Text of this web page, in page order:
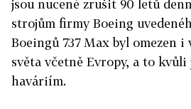
jsou nucené zrušit 90 letů
strojům firmy Boeing
Boeingů 737 Max byl omezen i
světa včetně Evropy, a to
haváriím.